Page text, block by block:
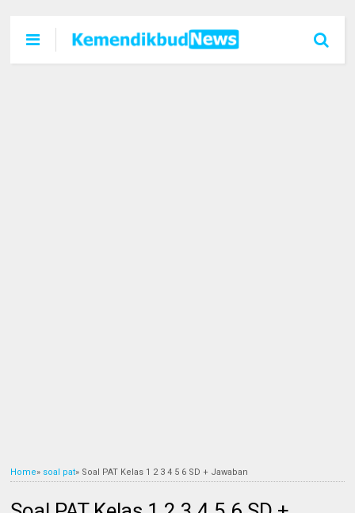
Home» soal pat» Soal PAT Kelas 1 2 3 4 5 6 SD + Jawaban